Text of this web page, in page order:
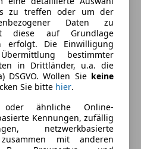
Rot
Metallic
zu treffen oder um der
Daten zu
diese auf Grundlage
erfolgt. Die Einwilligung
bestimmter
in Drittländer, u.a. die
DSGVO. Wollen Sie keine
Sie bitte hier.
oder ähnliche Online-
Kennungen, zufällig
netzwerkbasierte
mit anderen